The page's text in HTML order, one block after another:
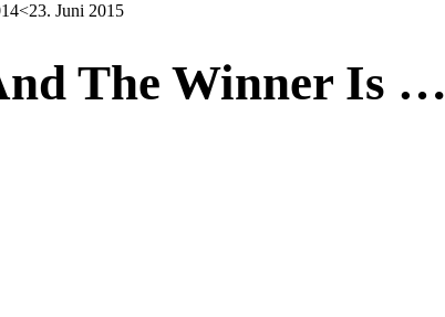
<23. Juni 2015
The Winner Is …